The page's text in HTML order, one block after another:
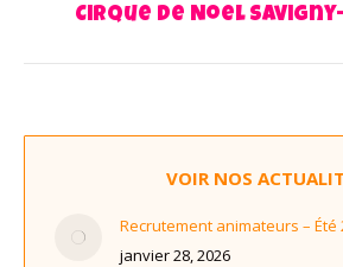
Album
Cirque de Noel
VOIR NOS
Recrutement animateurs – Été
janvier 28, 2026